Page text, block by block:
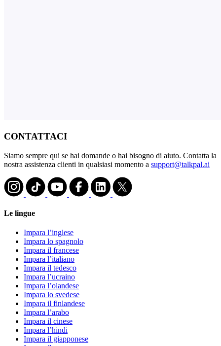
CONTATTACI
Siamo sempre qui se hai domande o hai bisogno di aiuto. Contatta la
nostra assistenza clienti in qualsiasi momento a support@talkpal.ai
Le lingue
Impara l’inglese
Impara lo spagnolo
Impara il francese
Impara l’italiano
Impara il tedesco
Impara l’ucraino
Impara l’olandese
Impara lo svedese
Impara il finlandese
Impara l’arabo
Impara il cinese
Impara l’hindi
Impara il giapponese